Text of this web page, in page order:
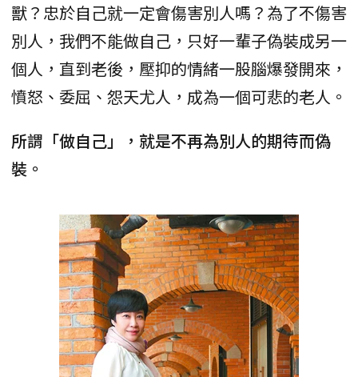
獸？忠於自己就一定會傷害別人嗎？為了不傷害
別人，我們不能做自己，只好一輩子偽裝成另一
個人，直到老後，壓抑的情緒一股腦爆發開來，
憤怒、委屈、怨天尤人，成為一個可悲的老人。
所謂「做自己」，就是不再為別人的期待而偽
裝。